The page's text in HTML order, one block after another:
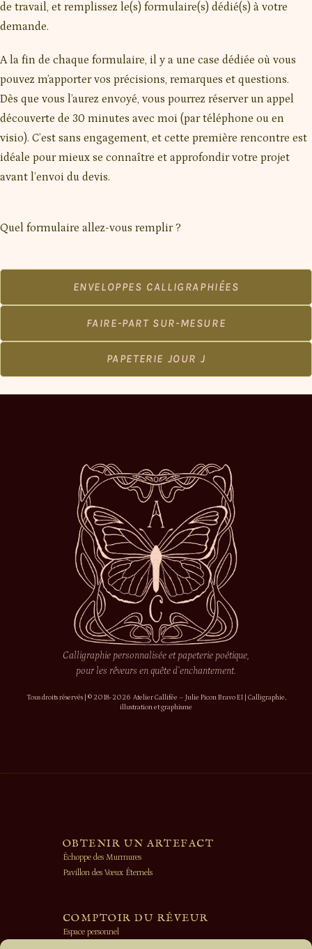
de travail, et remplissez le(s) formulaire(s) dédié(s) à votre
demande.
A la fin de chaque formulaire, il y a une case dédiée où vous
pouvez m’apporter vos précisions, remarques et questions.
Dès que vous l’aurez envoyé, vous pourrez réserver un appel
découverte de 30 minutes avec moi (par téléphone ou en
visio). C’est sans engagement, et cette première rencontre est
idéale pour mieux se connaître et approfondir votre projet
avant l’envoi du devis.
Quel formulaire allez-vous remplir ?
ENVELOPPES CALLIGRAPHIÉES
FAIRE-PART SUR-MESURE
PAPETERIE JOUR J
Calligraphie personnalisée et papeterie poétique,
pour les rêveurs en quête d’enchantement.
Tous droits réservés | © 2018-2026 Atelier Callifée – Julie Picon Bravo EI | Calligraphie,
illustration et graphisme
OBTENIR UN ARTEFACT
Échoppe des Murmures
Pavillon des Vœux Éternels
COMPTOIR DU RÊVEUR
Espace personnel